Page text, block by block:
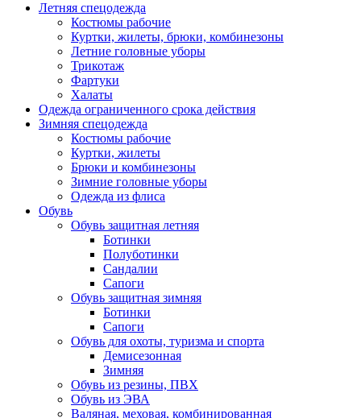
Летняя спецодежда
Костюмы рабочие
Куртки, жилеты, брюки, комбинезоны
Летние головные уборы
Трикотаж
Фартуки
Халаты
Одежда ограниченного срока действия
Зимняя спецодежда
Костюмы рабочие
Куртки, жилеты
Брюки и комбинезоны
Зимние головные уборы
Одежда из флиса
Обувь
Обувь защитная летняя
Ботинки
Полуботинки
Сандалии
Сапоги
Обувь защитная зимняя
Ботинки
Сапоги
Обувь для охоты, туризма и спорта
Демисезонная
Зимняя
Обувь из резины, ПВХ
Обувь из ЭВА
Валяная, меховая, комбинированная